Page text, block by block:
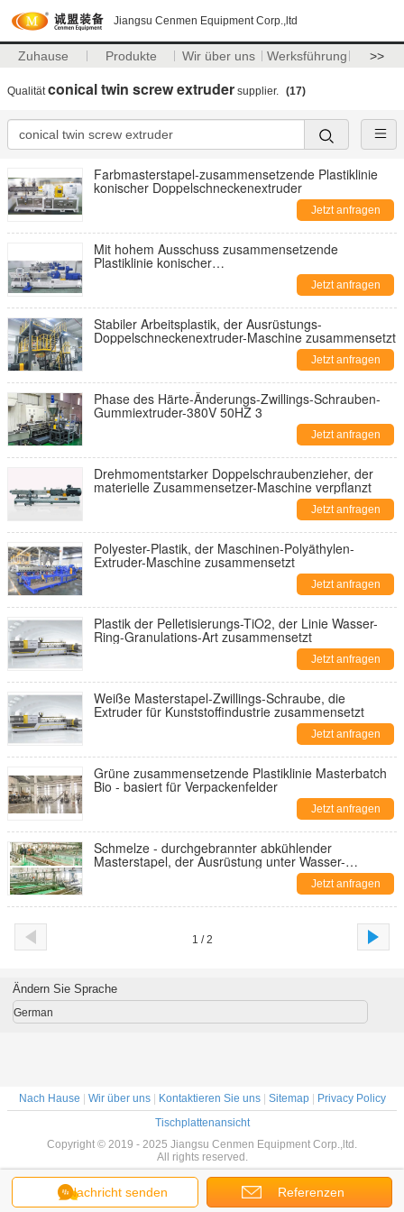
Jiangsu Cenmen Equipment Corp.,ltd
Zuhause Produkte Wir über uns Werksführung >>
Qualitätconical twin screw extruder supplier. (17)
Farbmasterstapel-zusammensetzende Plastiklinie
konischer Doppelschneckenextruder
Jetzt anfragen
Mit hohem Ausschuss zusammensetzende
Plastiklinie konischer
Jetzt anfragen
Stabiler Arbeitsplastik, der Ausrüstungs-
Doppelschneckenextruder-Maschine zusammensetzt
Jetzt anfragen
Phase des Härte-Änderungs-Zwillings-Schrauben-
Gummiextruder-380V 50HZ 3
Jetzt anfragen
Drehmomentstarker Doppelschraubenzieher, der
materielle Zusammensetzer-Maschine verpflanzt
Jetzt anfragen
Polyester-Plastik, der Maschinen-Polyäthylen-
Extruder-Maschine zusammensetzt
Jetzt anfragen
Plastik der Pelletisierungs-TiO2, der Linie Wasser-
Ring-Granulations-Art zusammensetzt
Jetzt anfragen
Weiße Masterstapel-Zwillings-Schraube, die
Extruder für Kunststoffindustrie zusammensetzt
Jetzt anfragen
Grüne zusammensetzende Plastiklinie Masterbatch
Bio - basiert für Verpackenfelder
Jetzt anfragen
Schmelze - durchgebrannter abkühlender
Masterstapel, der Ausrüstung unter Wasser-
Pelletisierungs-System zusammensetztJetzt anfragen
1 / 2
Nachricht senden Referenzen
Ändern Sie Sprache
German
Nach Hause Wir über uns| Kontaktieren Sie uns| Sitemap|
Privacy Policy
Tischplattenansicht
Copyright © 2019 - 2025 Jiangsu Cenmen Equipment Corp.,ltd.
All rights reserved.